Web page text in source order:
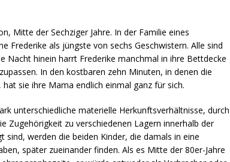
Mitte der Sechziger Jahre. In der Familie eines
Frederike als jüngste von sechs Geschwistern. Alle sind
Nacht hinein harrt Frederike manchmal in ihre Bettdecke
In den kostbaren zehn Minuten, in denen die
sie ihre Mama endlich einmal ganz für sich.
unterschiedliche materielle Herkunftsverhältnisse, durch
Zugehörigkeit zu verschiedenen Lagern innerhalb der
werden die beiden Kinder, die damals in eine
später zueinander finden. Als es Mitte der 80er-Jahre